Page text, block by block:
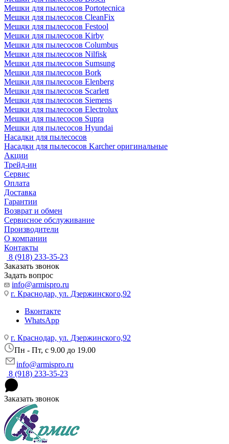
Мешки для пылесосов Portotecnica
Мешки для пылесосов CleanFix
Мешки для пылесосов Festool
Мешки для пылесосов Kirby
Мешки для пылесосов Columbus
Мешки для пылесосов Nilfisk
Мешки для пылесосов Sumsung
Мешки для пылесосов Bork
Мешки для пылесосов Elenberg
Мешки для пылесосов Scarlett
Мешки для пылесосов Siemens
Мешки для пылесосов Electrolux
Мешки для пылесосов Supra
Мешки для пылесосов Hyundai
Насадки для пылесосов
Насадки для пылесосов Karcher оригинальные
Акции
Трейд-ин
Сервис
Оплата
Доставка
Гарантии
Возврат и обмен
Сервисное обслуживание
Производители
О компании
Контакты
8 (918) 233-35-23
Заказать звонок
Задать вопрос
info@armispro.ru
г. Краснодар, ул. Дзержинского,92
Вконтакте
WhatsApp
г. Краснодар, ул. Дзержинского,92
Пн - Пт, c 9.00 до 19.00
info@armispro.ru
8 (918) 233-35-23
Заказать звонок